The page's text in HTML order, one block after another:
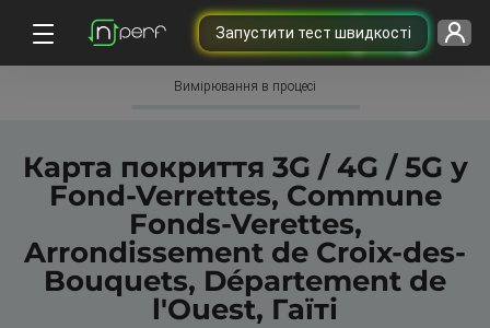
Запустити тест швидкості
Вимірювання в процесі
Карта покриття 3G / 4G / 5G у
Fond-Verrettes, Commune
Fonds-Verettes,
Arrondissement de Croix-des-
Bouquets, Département de
l'Ouest, Гаїті